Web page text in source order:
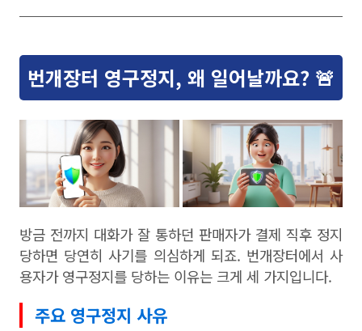
번개장터 영구정지, 왜 일어날까요? 🚨
방금 전까지 대화가 잘 통하던 판매자가 결제 직후 정지
당하면 당연히 사기를 의심하게 되죠. 번개장터에서 사
용자가 영구정지를 당하는 이유는 크게 세 가지입니다.
주요 영구정지 사유